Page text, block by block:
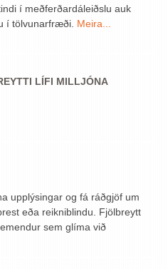
í meðferðardáleiðslu auk
í tölvunarfræði. Meira...
LÍFI MILLJÓNA
upplýsingar og fá ráðgjöf um
eða reikniblindu. Fjölbreytt
sem glíma við